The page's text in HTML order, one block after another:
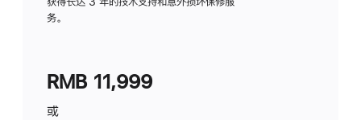
务。
RMB 11,999
或